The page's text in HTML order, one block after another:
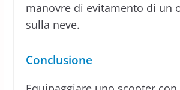
manovre di evitamento di un
sulla neve.
Conclusione